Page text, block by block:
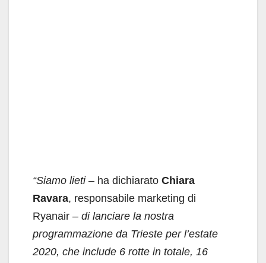
“Siamo lieti – ha dichiarato Chiara
Ravara, responsabile marketing di
Ryanair – di lanciare la nostra
programmazione da Trieste per l’estate
2020, che include 6 rotte in totale, 16